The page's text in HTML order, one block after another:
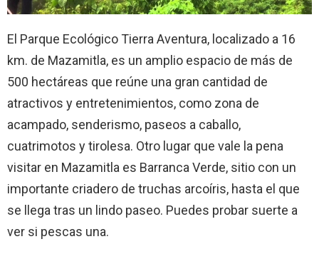
El Parque Ecológico Tierra Aventura, localizado a 16
km. de Mazamitla, es un amplio espacio de más de
500 hectáreas que reúne una gran cantidad de
atractivos y entretenimientos, como zona de
acampado, senderismo, paseos a caballo,
cuatrimotos y tirolesa. Otro lugar que vale la pena
visitar en Mazamitla es Barranca Verde, sitio con un
importante criadero de truchas arcoíris, hasta el que
se llega tras un lindo paseo. Puedes probar suerte a
ver si pescas una.